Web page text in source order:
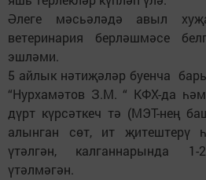
Әлеге мәсьәләдә авыл
ветеринария берләшмәсе
эшләми.
5 айлык нәтиҗәләр буенча
“Нурхамәтов З.М. “ КФХ-да
дүрт күрсәткеч тә (МЭТ-нең
алынган сөт, ит җитештерү
үтәлгән, калганнарында
үтәлмәгән.